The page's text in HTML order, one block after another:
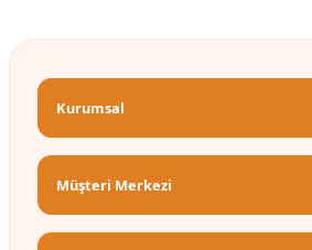
Kurumsal
Müşteri Merkezi